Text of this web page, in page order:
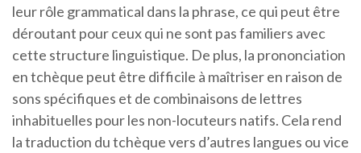
leur rôle grammatical dans la phrase, ce qui peut être
déroutant pour ceux qui ne sont pas familiers avec
cette structure linguistique. De plus, la prononciation
en tchèque peut être difficile à maîtriser en raison de
sons spécifiques et de combinaisons de lettres
inhabituelles pour les non-locuteurs natifs. Cela rend
la traduction du tchèque vers d’autres langues ou vice